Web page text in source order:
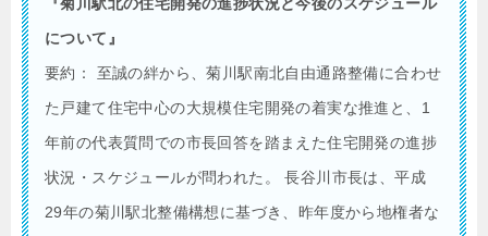
について』
要約： 至誠の絆から、菊川駅南北自由通路整備に合わせ
た戸建て住宅中心の大規模住宅開発の着実な推進と、1
年前の代表質問での市長回答を踏まえた住宅開発の進捗
状況・スケジュールが問われた。 長谷川市長は、平成
29年の菊川駅北整備構想に基づき、昨年度から地権者な